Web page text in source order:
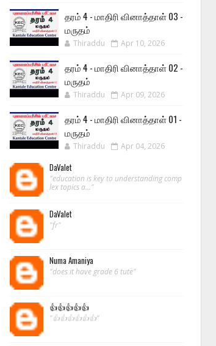
தரம் 4 - மாதிரி வினாத்தாள் 03 -
மருதம்
Thiraddu Apr 10, 2026
தரம் 4 - மாதிரி வினாத்தாள் 02 -
மருதம்
Thiraddu Apr 09, 2026
தரம் 4 - மாதிரி வினாத்தாள் 01 -
மருதம்
Thiraddu Apr 04, 2026
DaValet
"education is key to understanding comp
lex topics a..."
DaValet
"fr"
Numa Amaniya
"does it have grade 6 tute"
👍👍👍👍👍
"👍👍👍👍👍👍"